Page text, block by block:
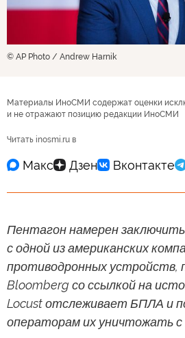
© AP Photo / Andrew Harnik
Материалы ИноСМИ содержат оценки
и не отражают позицию редакции ИноСМИ
Читать inosmi.ru в
Пентагон намерен
с одной из американских
противодронных устройств,
Bloomberg со ссылкой на
Locust отслеживает БПЛА и
операторам их уничтожать